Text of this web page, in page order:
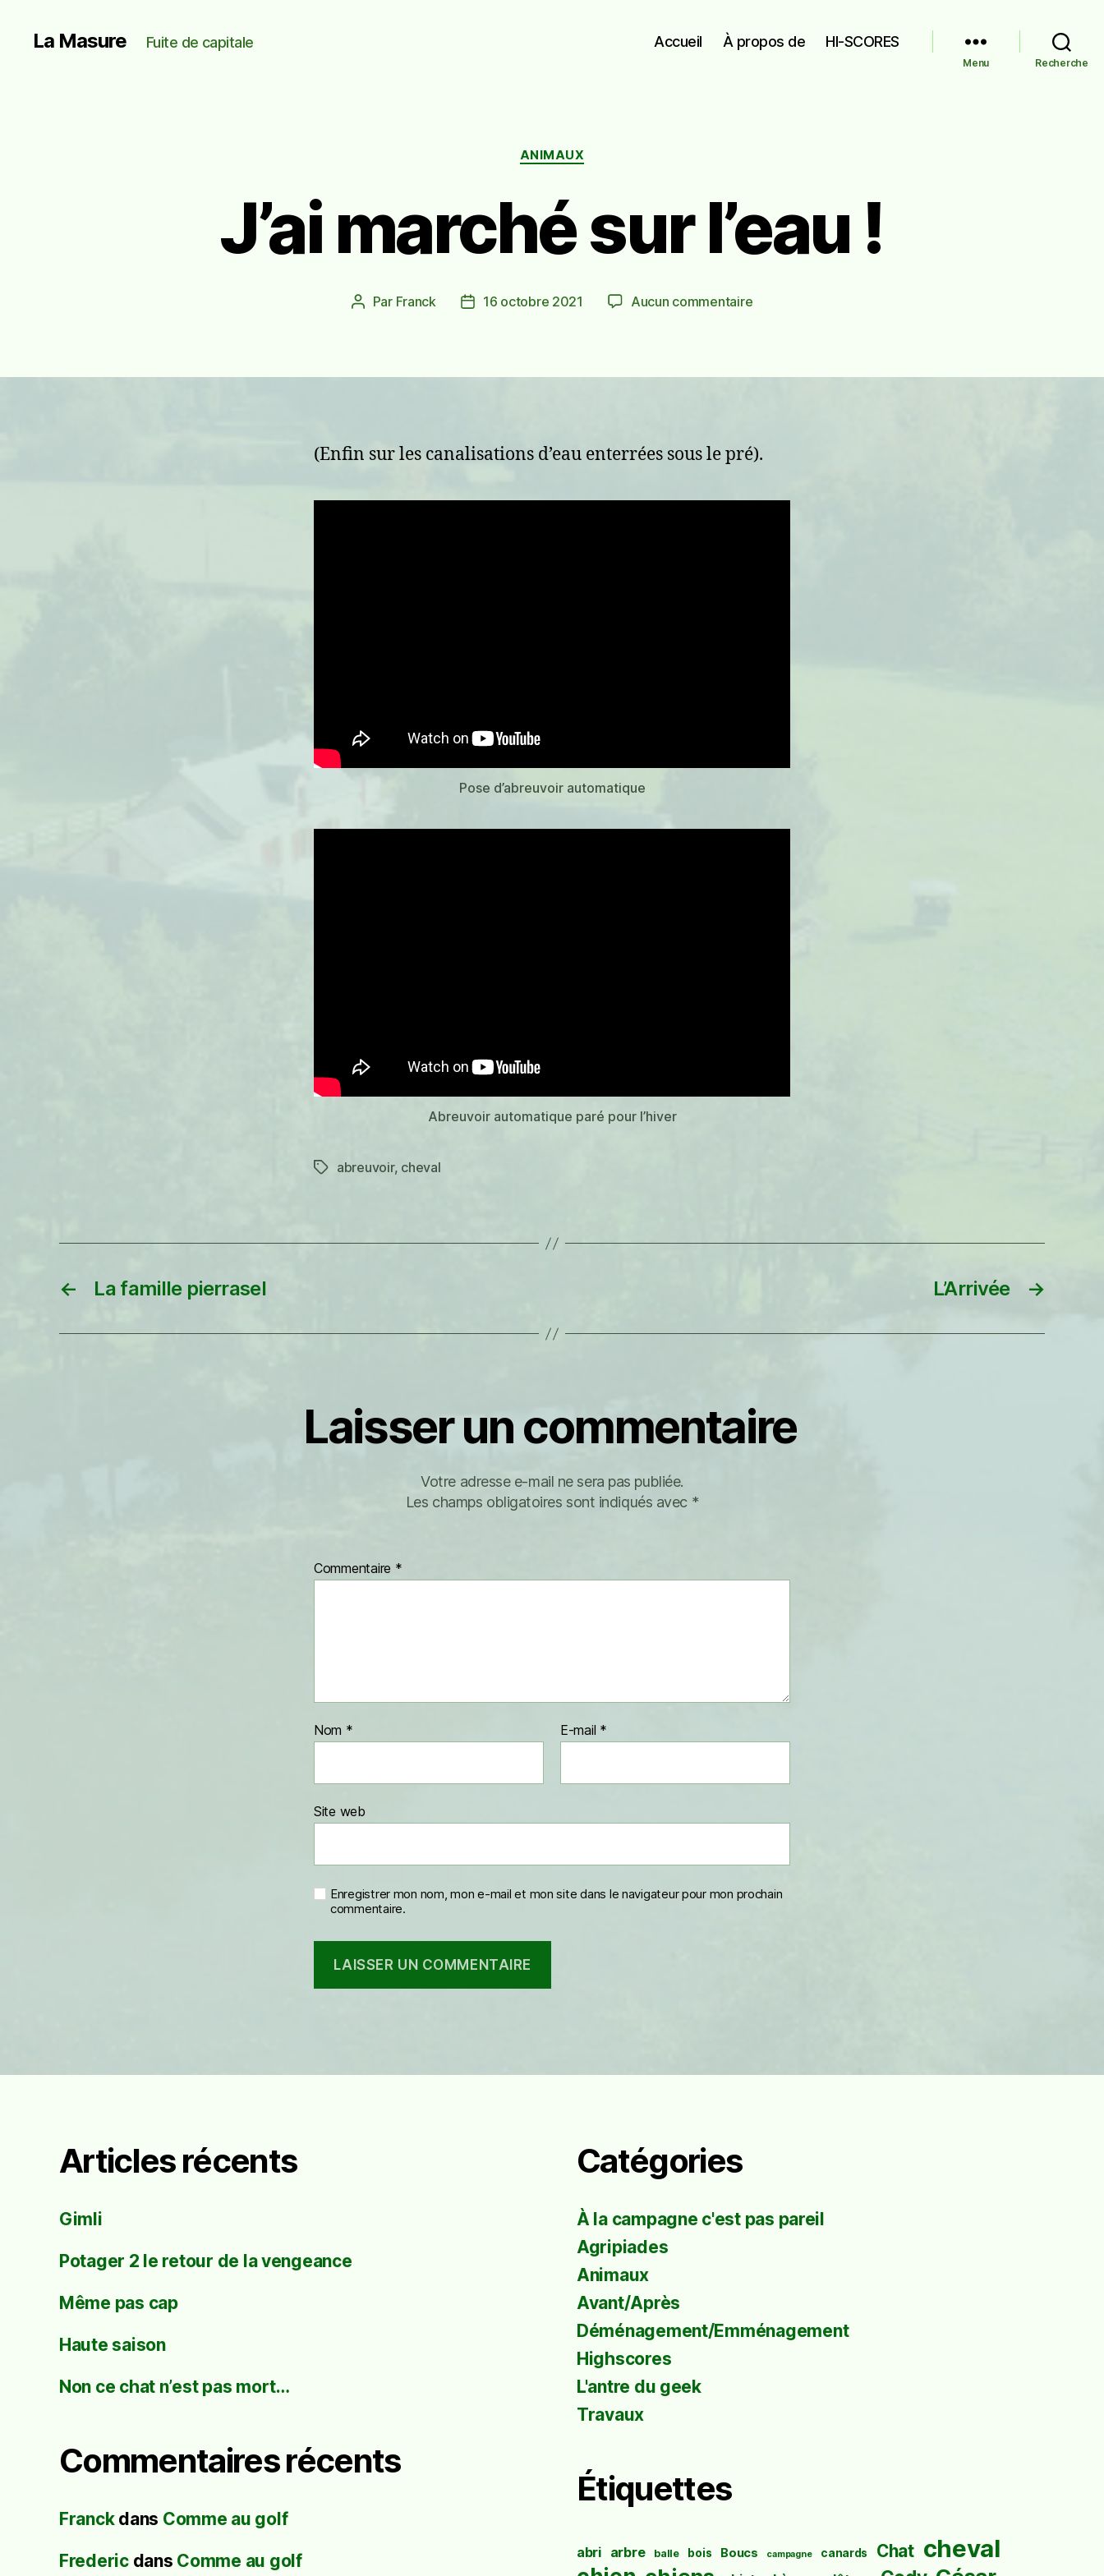
La Masure Fuite de capitale Accueil À propos de HI-SCORES
Menu Recherche
Catégories
ANIMAUX
J’ai marché sur l’eau !
Auteur
Par Franck
Date16 octobre 2021 Aucun commentairesur
l’eau !
(Enfin sur les canalisations d’eau enterrées sous le pré).
Pose d’abreuvoir automatique
Abreuvoir automatique paré pour l’hiver
Étiquettes
abreuvoir, cheval
← La famille pierrasel →
L’Arrivée
Laisser un commentaire
Votre adresse e-mail ne sera pas publiée.
Les champs obligatoires sont indiqués avec *
Commentaire *
Nom * E-mail *
Site web
Enregistrer mon nom, mon e-mail et mon site dans le navigateur pour mon prochain
commentaire.
Articles récents
Gimli
Potager 2 le retour de la vengeance
Même pas cap
Haute saison
Non ce chat n’est pas mort…
Commentaires récents
Franckdans Comme au golf
Fredericdans Comme au golf
Catégories
À la campagne c'est pas pareil
Agripiades
Animaux
Avant/Après
Déménagement/Emménagement
Highscores
L'antre du geek
Travaux
Étiquettes
abri arbre balle bois Boucs campagne canards Chat cheval